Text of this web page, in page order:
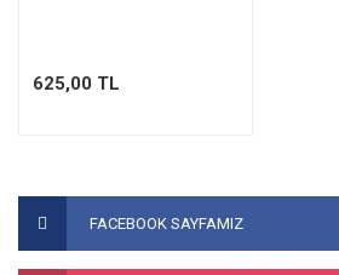
625,00 TL
FACEBOOK SAYFAMIZ